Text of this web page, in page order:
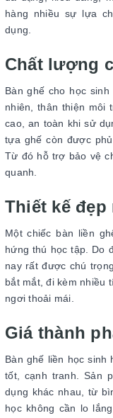
hàng nhiều sự lựa
dụng.
Chất lượng
Bàn ghế cho học
nhiên, thân thiện môi
cao, an toàn khi sử
tựa ghế còn được
Từ đó hỗ trợ bảo vệ
quanh.
Thiết kế đẹp
Một chiếc bàn liền
hứng thú học tập. Do
nay rất được chú
bắt mắt, đi kèm nhiều
ngơi thoải mái.
Giá thành
Bàn ghế liền học sinh
tốt, cạnh tranh. Sản
dụng khác nhau, từ
học không cần lo